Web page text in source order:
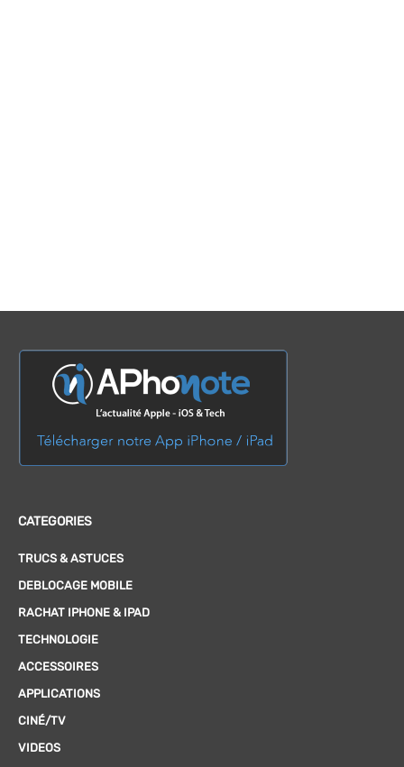
CATEGORIES
TRUCS & ASTUCES
DEBLOCAGE MOBILE
RACHAT IPHONE & IPAD
TECHNOLOGIE
ACCESSOIRES
APPLICATIONS
CINÉ/TV
VIDEOS